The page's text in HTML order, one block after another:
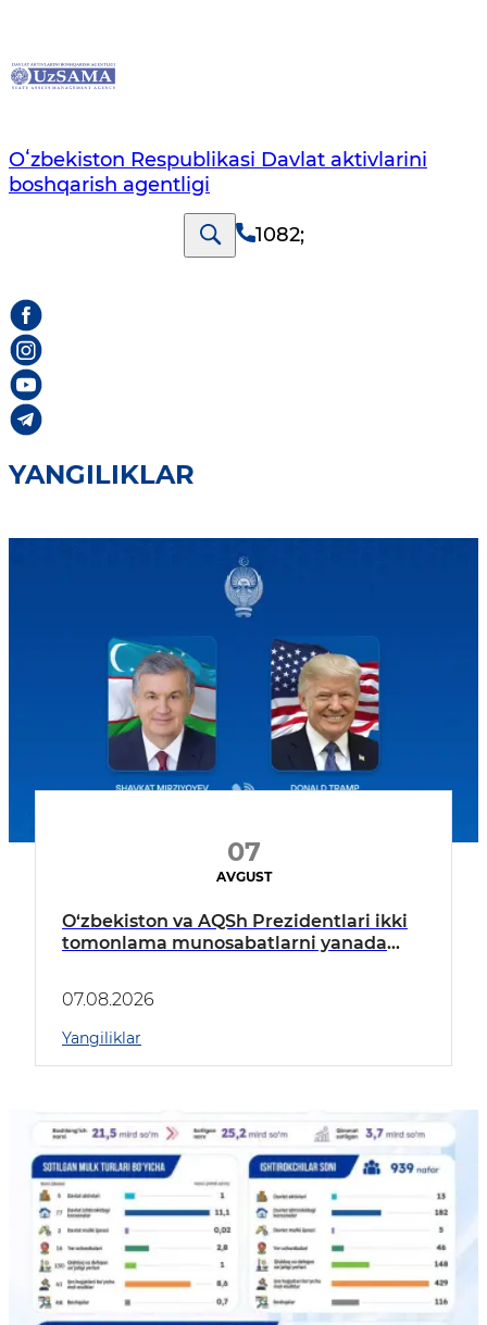
Oʻzbekiston Respublikasi Davlat aktivlarini
boshqarish agentligi
1082;
YANGILIKLAR
07
AVGUST
O‘zbekiston va AQSh Prezidentlari ikki
tomonlama munosabatlarni yanada
07.08.2026
Yangiliklar